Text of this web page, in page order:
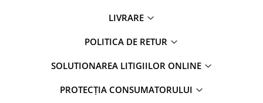
LIVRARE
POLITICA DE RETUR
SOLUTIONAREA LITIGIILOR ONLINE
PROTECȚIA CONSUMATORULUI